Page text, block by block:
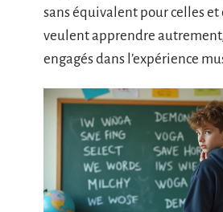
sans équivalent pour celles et
veulent apprendre
engagés dans l’expérience